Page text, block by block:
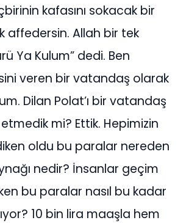
kafasını sokacak bir
affedersin. Allah bir tek
Ya Kulum” dedi. Ben
veren bir vatandaş olarak
Dilan Polat’ı bir vatandaş
mi? Ettik. Hepimizin
oldu bu paralar nereden
nedir? İnsanlar geçim
bu paralar nasıl bu kadar
10 bin lira maaşla hem